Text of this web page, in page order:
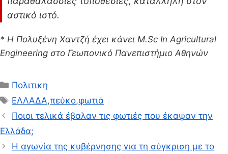
αστικό ιστό.
* Η Πολυξένη Χαντζή έχει κάνει M.Sc In Agricultural
Engineering στο Γεωπονικό Πανεπιστήμιο Αθηνών
Κατηγορίες
Πολιτικη
Ετικέτες
ΕΛΛΑΔΑ,πεύκο,φωτιά
Ποιοι τελικά έβαλαν τις φωτιές που έκαψαν την
Ελλάδα;
Η αγωνία της κυβέρνησης για τη σύγκριση με το